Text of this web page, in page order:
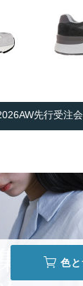
先行受注会
色